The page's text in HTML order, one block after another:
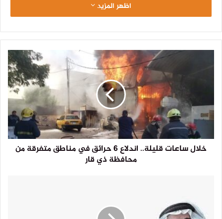
اظهر المزيد
خلال ساعات قليلة.. اندلاع 6 حرائق في مناطق متفرقة من
محافظة ذي قار